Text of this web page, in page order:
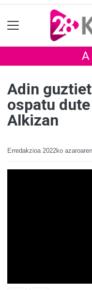
Adin
ospatu
Alkizan
Erredakzioa 2022ko